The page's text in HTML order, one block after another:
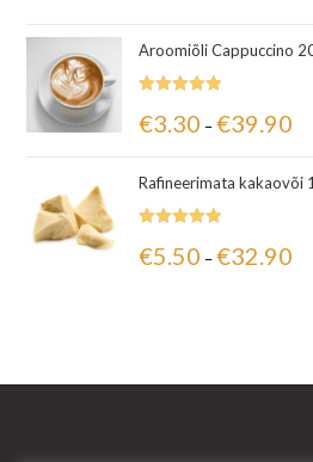
Aroomiõli Cappuccino
5.00/ 5
€3.30 – €39.90
Rafineerimata kakaovõi
5.00 / 5
€5.50 – €32.90